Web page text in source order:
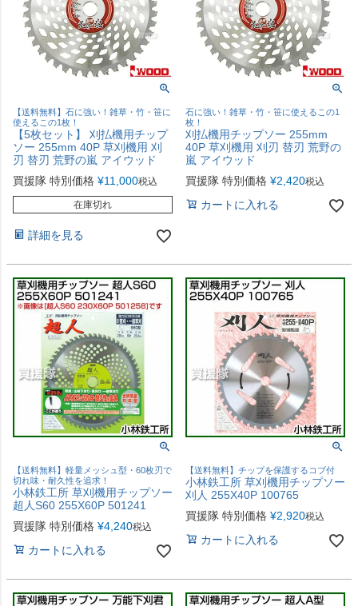
【送料無料】石に強い！雑草・竹・笹に
使えるこの1枚！
【5枚セット】 刈払機用チップ
ソー 255mm 40P 草刈機用 刈
刃 替刃 荒野の嵐 アイウッド
買援隊 特別価格 ¥11,000税込
在庫切れ
詳細を見る
石に強い！雑草・竹・笹に使えるこの1
枚！
刈払機用チップソー 255mm
40P 草刈機用 刈刃 替刃 荒野の
嵐 アイウッド
買援隊 特別価格 ¥2,420税込
カートに入れる
【送料無料】軽量メッシュ型・60枚刃で
切れ味・耐久性を追求！
小林鉄工所 草刈機用チップソー
超人S60 255X60P 501241
買援隊 特別価格 ¥4,240税込
カートに入れる
【送料無料】チップを保護するコブ付
小林鉄工所 草刈機用チップソー
刈人 255X40P 100765
買援隊 特別価格 ¥2,920税込
カートに入れる